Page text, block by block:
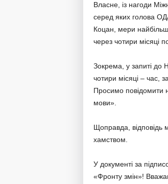
Власне, із нагоди
серед яких голова
Коцан, мери
через чотири місяці
Зокрема, у запиті до
чотири місяці – час,
Просимо повідомити
мови».
Щоправда, відповідь
хамством.
У документі за
«Фронту змін»!